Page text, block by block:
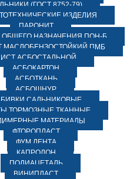
(ГОСТ 8752-79)
ИЗДЕЛИЯ
ПАРОНИТ
ОБЩЕГО НАЗНАЧЕНИЯ ПОН-Б
МАСЛОБЕНЗОСТОЙКИЙ ПМБ
АСБОСТАЛЬНОЙ
АСБОКАРТОН
АСБОТКАНЬ
АСБОШНУР
САЛЬНИКОВЫЕ
ТОРМОЗНЫЕ ТКАННЫЕ
МАТЕРИАЛЫ
ФТОРОПЛАСТ
ФУМ ЛЕНТА
КАПРОЛОН
ПОЛИАЦЕТАЛЬ
ВИНИПЛАСТ